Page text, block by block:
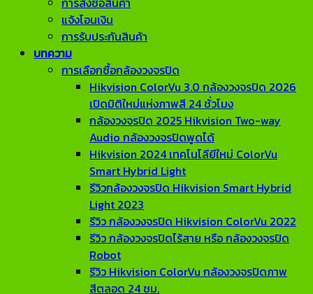
แจ้งโอนเงิน
การรับประกันสินค้า
บทความ
การเลือกซื้อกล้องวงจรปิด
Hikvision ColorVu 3.0 กล้องวงจรปิด 2026
เปิดมิติใหม่แห่งภาพสี 24 ชั่วโมง
กล้องวงจรปิด 2025 Hikvision Two-way
Audio กล้องวงจรปิดพูดได้
Hikvision 2024 เทคโนโลียีใหม่ ColorVu
Smart Hybrid Light
รีวิวกล้องวงจรปิด Hikvision Smart Hybrid
Light 2023
รีวิว กล้องวงจรปิด Hikvision ColorVu 2022
รีวิว กล้องวงจรปิดไร้สาย หรือ กล้องวงจรปิด
Robot
รีวิว Hikvision ColorVu กล้องวงจรปิดภาพ
สีตลอด 24 ชม.